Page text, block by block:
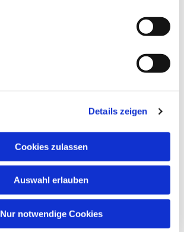
Details zeigen
Cookies zulassen
Auswahl erlauben
Nur notwendige Cookies